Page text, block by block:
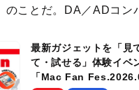
のことだ。DA／ADコン
最新ガジェットを「見
て・試せる」体験イベ
「Mac Fan